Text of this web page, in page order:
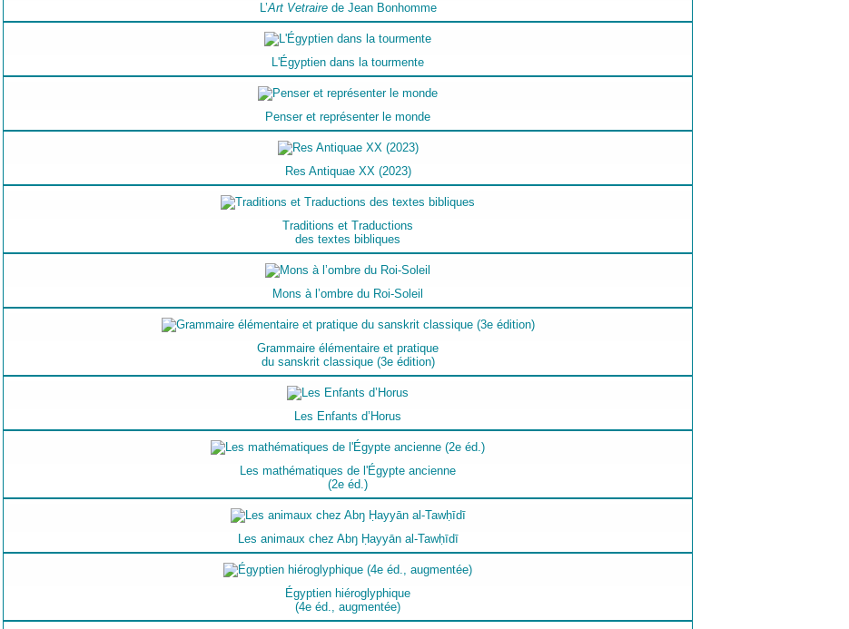
L’Art Vetrairede Jean Bonhomme
L'Égyptien dans la tourmente
Penser et représenter le monde
Res Antiquae XX (2023)
Traditions et Traductions
des textes bibliques
Mons à l’ombre du Roi-Soleil
Grammaire élémentaire et pratique
du sanskrit classique (3e édition)
Les Enfants d’Horus
Les mathématiques de l'Égypte ancienne
(2e éd.)
Les animaux chez Abŋ Ḥayyān al-Tawḥīdī
Égyptien hiéroglyphique
(4e éd., augmentée)